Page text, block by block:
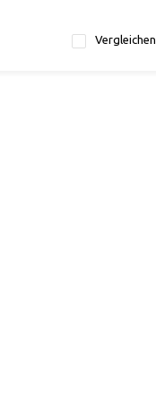
Vergleichen